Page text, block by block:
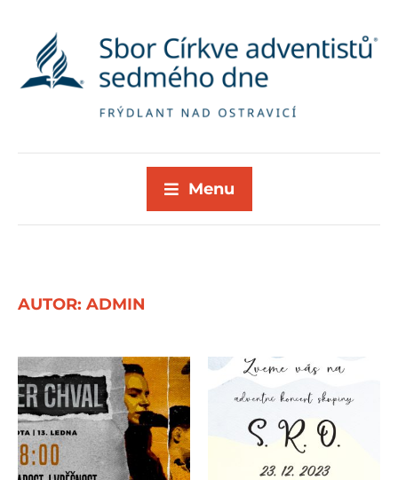
Menu
AUTOR: ADMIN